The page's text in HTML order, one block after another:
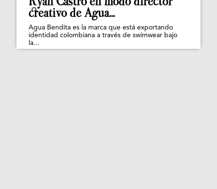
creativo de Agua...
Agua Bendita es la marca que está exportando
identidad colombiana a través de swimwear bajo
la...